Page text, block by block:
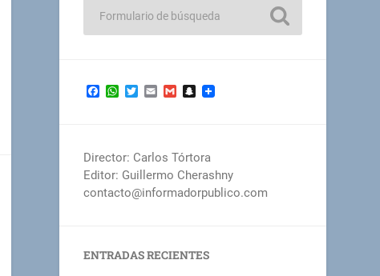
Facebook
WhatsApp
TwitterEmailGmailSnapchat
Director: Carlos Tórtora
Editor: Guillermo Cherashny
contacto@informadorpublico.com
ENTRADAS RECIENTES